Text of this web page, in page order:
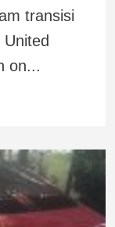
transisi
on...